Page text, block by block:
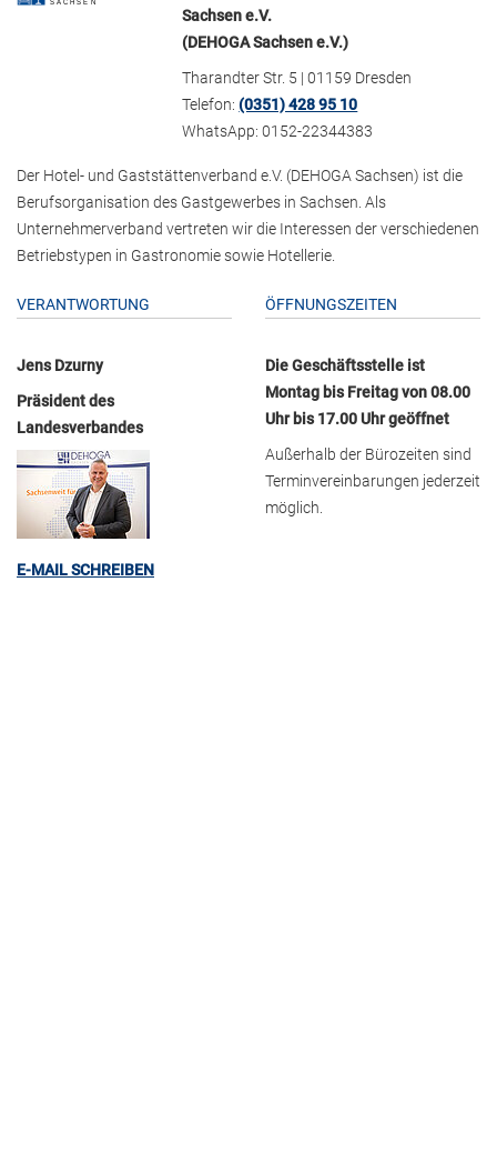
Sachsen e.V.
(DEHOGA Sachsen e.V.)
Tharandter Str. 5 | 01159 Dresden
Telefon:(0351) 428 95 10
WhatsApp: 0152-22344383
Der Hotel- und Gaststättenverband e.V. (DEHOGA Sachsen) ist die
Berufsorganisation des Gastgewerbes in Sachsen. Als
Unternehmerverband vertreten wir die Interessen der verschiedenen
Betriebstypen in Gastronomie sowie Hotellerie.
VERANTWORTUNG
Jens Dzurny
Präsident des
Landesverbandes
E-MAIL SCHREIBEN
ÖFFNUNGSZEITEN
Die Geschäftsstelle ist
Montag bis Freitag von 08.00
Uhr bis 17.00 Uhr geöffnet
Außerhalb der Bürozeiten sind
Terminvereinbarungen jederzeit
möglich.